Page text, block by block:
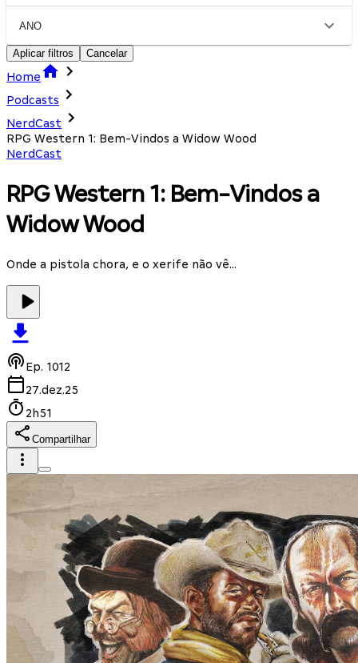
ANO
Aplicar filtros Cancelar
Home
Podcasts
NerdCast
RPG Western 1: Bem-Vindos a Widow Wood
NerdCast
RPG Western 1: Bem-Vindos a
Widow Wood
Onde a pistola chora, e o xerife não vê...
Ep. 1012
27.dez.25
2h51
Compartilhar